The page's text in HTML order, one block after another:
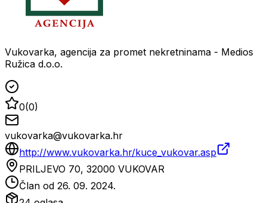
Vukovarka, agencija za promet nekretninama - Medios
Ružica d.o.o.
0(0)
vukovarka@vukovarka.hr
http://www.vukovarka.hr/kuce_vukovar.asp
PRILJEVO 70, 32000 VUKOVAR
Član od 26. 09. 2024.